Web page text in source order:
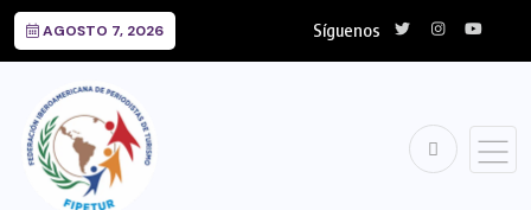
AGOSTO 7, 2026 Síguenos